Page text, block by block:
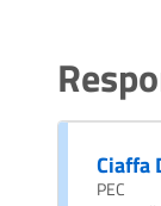
Ciaffa
PEC